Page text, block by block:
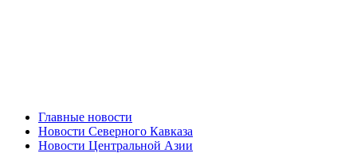
Главные новости
Новости Северного Кавказа
Новости Центральной Азии